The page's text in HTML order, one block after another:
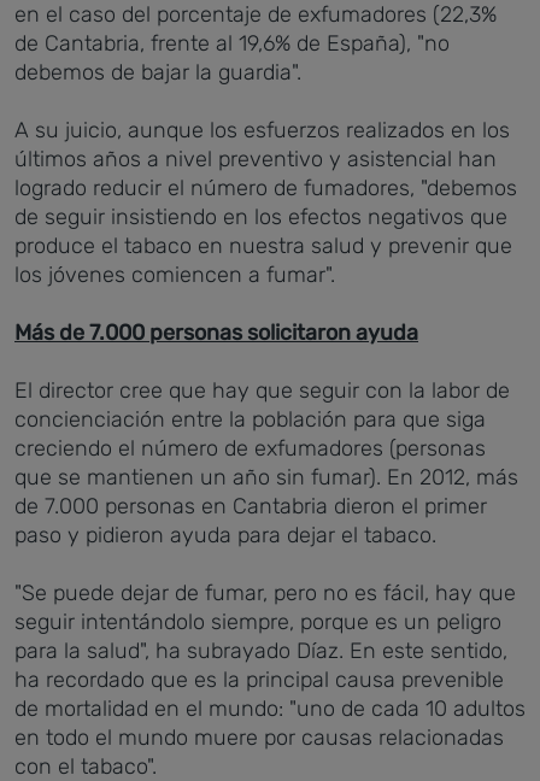
en el caso del porcentaje de exfumadores (22,3%
de Cantabria, frente al 19,6% de España), "no
debemos de bajar la guardia".
A su juicio, aunque los esfuerzos realizados en los
últimos años a nivel preventivo y asistencial han
logrado reducir el número de fumadores, "debemos
de seguir insistiendo en los efectos negativos que
produce el tabaco en nuestra salud y prevenir que
los jóvenes comiencen a fumar".
Más de 7.000 personas solicitaron ayuda
El director cree que hay que seguir con la labor de
concienciación entre la población para que siga
creciendo el número de exfumadores (personas
que se mantienen un año sin fumar). En 2012, más
de 7.000 personas en Cantabria dieron el primer
paso y pidieron ayuda para dejar el tabaco.
"Se puede dejar de fumar, pero no es fácil, hay que
seguir intentándolo siempre, porque es un peligro
para la salud", ha subrayado Díaz. En este sentido,
ha recordado que es la principal causa prevenible
de mortalidad en el mundo: "uno de cada 10 adultos
en todo el mundo muere por causas relacionadas
con el tabaco".